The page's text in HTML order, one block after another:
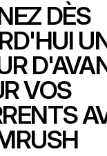
DÈS
VOS